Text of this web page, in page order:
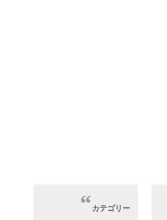
カテゴリー